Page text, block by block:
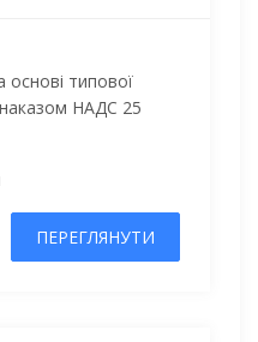
типової
НАДС 25
ПЕРЕГЛЯНУТИ